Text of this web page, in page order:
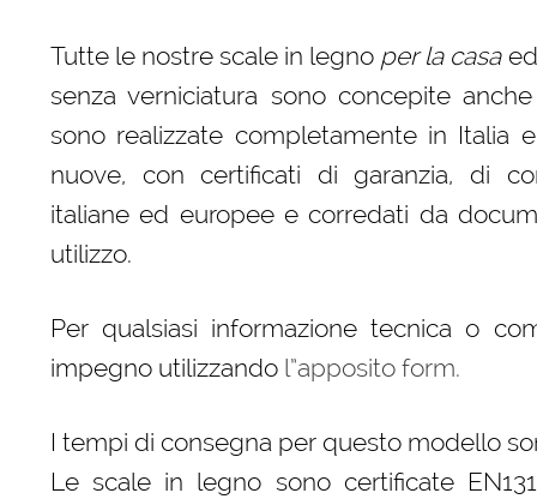
Tutte le nostre scale in legno per la casaed
senza verniciatura sono concepite
sono realizzate completamente in Italia
nuove, con certificati di garanzia, di
italiane ed europee e corredati da
utilizzo.
Per qualsiasi informazione tecnica o
impegno utilizzando l”apposito form.
I tempi di consegna per questo modello
Le scale in legno sono certificate